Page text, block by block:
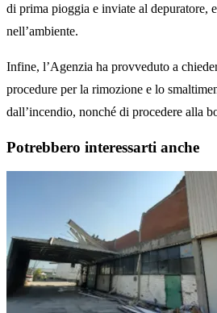
di prima pioggia e inviate al depuratore,
nell’ambiente.
Infine, l’Agenzia ha provveduto a
procedure per la rimozione e lo
dall’incendio, nonché di procedere alla
Potrebbero interessarti anche